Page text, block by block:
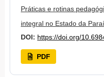
Práticas e rotinas
integral no Estado da
DOI: https://doi.org/
PDF